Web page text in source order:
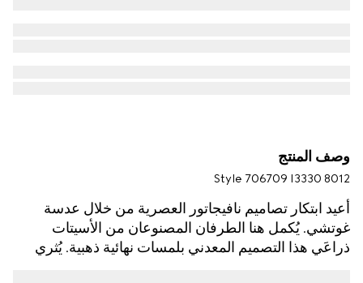
وصف المنتج
Style ‎706709 I3330 8012
أُعيد ابتكار تصاميم نافيجاتور العصرية من خلال عدسة
غوتشي. يُكمل هنا الطرفان المصنوعان من الأسيتات
ذراعَي هذا التصميم المعدني بلمسات نهائية ذهبية. يُثري